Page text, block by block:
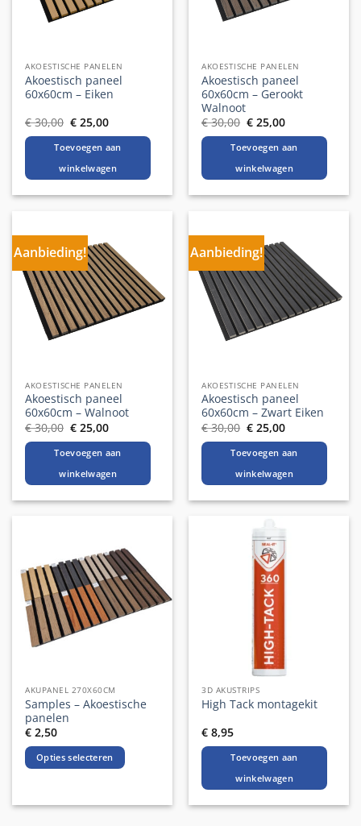
AKOESTISCHE PANELEN
Akoestisch paneel
60x60cm – Eiken
€30,00 Oorspronkelijke
prijs
was:
€ 30,00.
€ 25,00Huidige
is:
€ 25,00.
Toevoegen aan
winkelwagen
AKOESTISCHE PANELEN
Akoestisch paneel
60x60cm – Gerookt
Walnoot
€30,00 Oorspronkelijke
prijs
was:
€ 30,00.
€ 25,00Huidige
is:
€ 25,00.
Toevoegen aan
winkelwagen
Aanbieding!
AKOESTISCHE PANELEN
Akoestisch paneel
60x60cm – Walnoot
€30,00 Oorspronkelijke
prijs
€ 30,00.
€ 25,00Huidige
€ 25,00.
Toevoegen aan
winkelwagen
Aanbieding!
AKOESTISCHE PANELEN
Akoestisch paneel
60x60cm – Zwart Eiken
€30,00 Oorspronkelijke
prijs
€ 30,00.
€ 25,00Huidige
€ 25,00.
Toevoegen aan
winkelwagen
AKUPANEL 270X60CM
Samples – Akoestische
panelen
€ 2,50
Opties selecteren
3D AKUSTRIPS
High Tack montagekit
€ 8,95
Toevoegen aan
winkelwagen